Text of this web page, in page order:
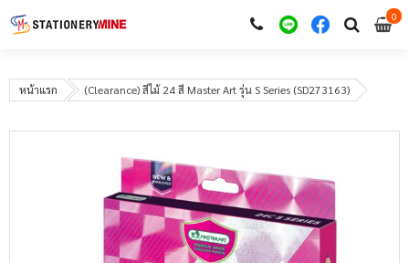
00
หน้าแรก (Clearance) สีไม้ 24 สี Master Art รุ่น S Series (SD273163)